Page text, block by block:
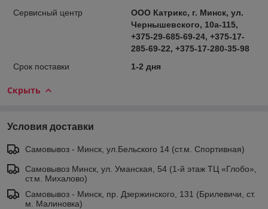
Сервисный центр
ООО Катрикс, г. Минск, ул.
Чернышевского, 10а-115,
+375-29-685-69-24, +375-17-
285-69-22, +375-17-280-35-98
Срок поставки
1-2 дня
Скрыть
Условия доставки
Самовывоз - Минск, ул.Бельского 14 (ст.м. Спортивная)
Самовывоз Минск, ул. Уманская, 54 (1-й этаж ТЦ «Глобо»,
ст.м. Михалово)
Самовывоз - Минск, пр. Дзержинского, 131 (Брилевичи, ст.
м. Малиновка)